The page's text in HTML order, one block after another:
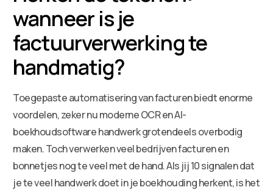
wanneer is je
factuurverwerking te
handmatig?
Toegepaste automatisering van facturen biedt enorme
voordelen, zeker nu moderne OCR en AI-
boekhoudsoftware handwerk grotendeels overbodig
maken. Toch verwerken veel bedrijven facturen en
bonnetjes nog te veel met de hand. Als jij 10 signalen dat
je te veel handwerk doet in je boekhouding herkent, is het